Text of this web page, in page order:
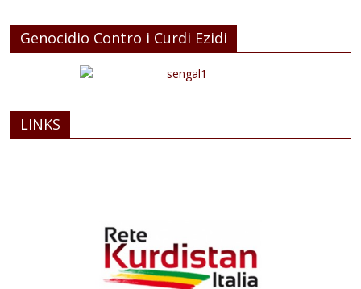
Genocidio Contro i Curdi Ezidi
LINKS